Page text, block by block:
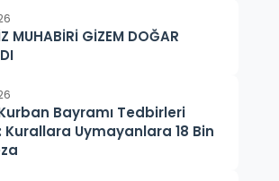
MUHABİRİ GİZEM DOĞAR
Bayramı Tedbirleri
Kurallara Uymayanlara 18 Bin